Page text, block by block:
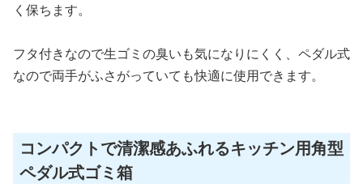
く保ちます。
フタ付きなので生ゴミの臭いも気になりにくく、ペダル式
なので両手がふさがっていても快適に使用できます。
コンパクトで清潔感あふれるキッチン用角型
ペダル式ゴミ箱